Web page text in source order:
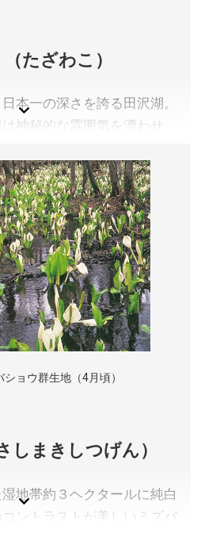
たざわこ）
本一の深さを誇る田沢湖。
神秘的な雰囲気を漂わせ、
辰子姫をモデルとした金色
田沢湖を代表するシンボル
羽後交通バス(田沢湖畔行)で約
ぐ。
2111(仙北市田沢湖観光情報
ョウ群生地（4月頃）
まきしつげん）
地帯約３ヘクタールに純白
ントラストが美しいミズバ